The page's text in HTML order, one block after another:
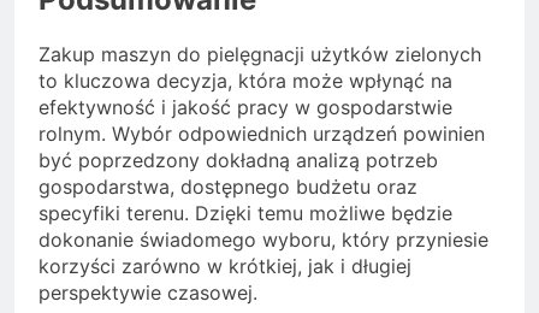
Zakup maszyn do pielęgnacji użytków zielonych
to kluczowa decyzja, która może wpłynąć na
efektywność i jakość pracy w gospodarstwie
rolnym. Wybór odpowiednich urządzeń powinien
być poprzedzony dokładną analizą potrzeb
gospodarstwa, dostępnego budżetu oraz
specyfiki terenu. Dzięki temu możliwe będzie
dokonanie świadomego wyboru, który przyniesie
korzyści zarówno w krótkiej, jak i długiej
perspektywie czasowej.